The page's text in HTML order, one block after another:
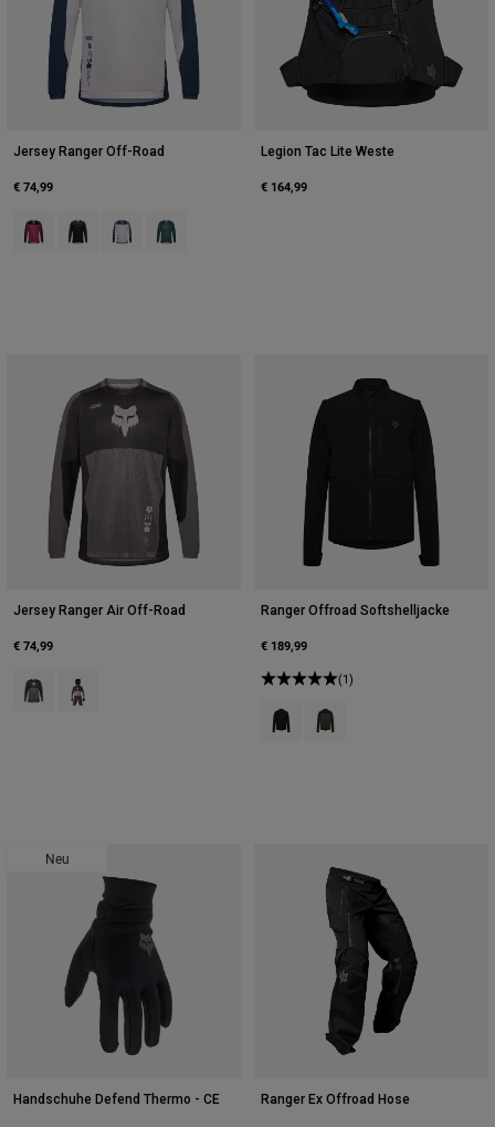
Jersey Ranger Off-Road
€ 74,99
Product swatch type of Berry.
Product swatch type of Schwarz.
Product swatch type of Kreideweiß.
Product swatch type of Salbei Grün.
Legion Tac Lite Weste
€ 164,99
Jersey Ranger Air Off-Road
€ 74,99
Product swatch type of Schwarz/Grau.
Product swatch type of Purple Dusk.
Ranger Offroad Softshelljacke
€ 189,99
(1)
Product swatch type of Schwarz.
Product swatch type of
Neu
Handschuhe Defend Thermo - CE Ranger Ex Offroad Hose